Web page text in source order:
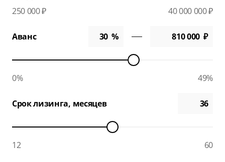
250 000 ₽ 40 000 000 ₽
Аванс
0% 49%
Срок лизинга, месяцев
12 60